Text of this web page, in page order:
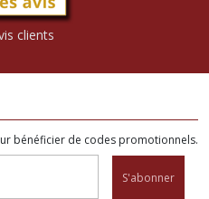
clients
bénéficier de codes promotionnels.
S'abonner